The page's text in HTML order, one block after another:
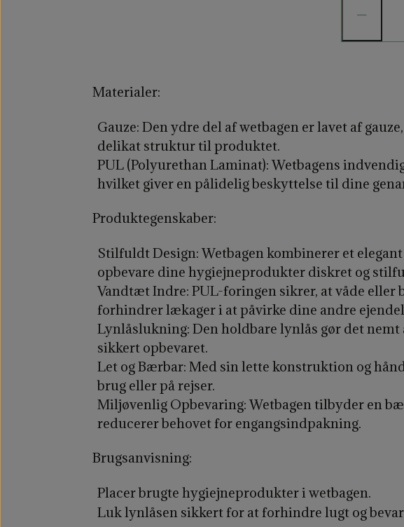
−
Materialer:
Gauze: Den ydre del af wetbagen er lavet af
delikat struktur til produktet.
PUL (Polyurethan Laminat):Wetbagens
hvilket giver en pålidelig beskyttelse til dine
Produktegenskaber:
Stilfuldt Design:Wetbagen kombinerer et
opbevare dine hygiejneprodukter diskret og
Vandtæt Indre: PUL-foringen sikrer, at våde
forhindrer lækager i at påvirke dine andre
Lynlåslukning: Den holdbare lynlås gør det
sikkert opbevaret.
Let og Bærbar: Med sin lette konstruktion og
brug eller på rejser.
Miljøvenlig Opbevaring:Wetbagen tilbyder en
reducerer behovet for engangsindpakning.
Brugsanvisning:
Placer brugte hygiejneprodukter i wetbagen.
Luk lynlåsen sikkert for at forhindre lugt og